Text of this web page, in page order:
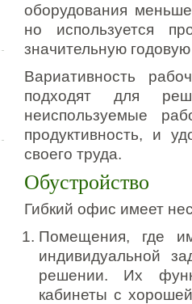
оборудования
но используется
значительную
Вариативность
подходят для
неиспользуемые
продуктивность, и
своего труда.
Обустройство
Гибкий офис имеет
Помещения, где
индивидуальной
решении. Их
кабинеты с